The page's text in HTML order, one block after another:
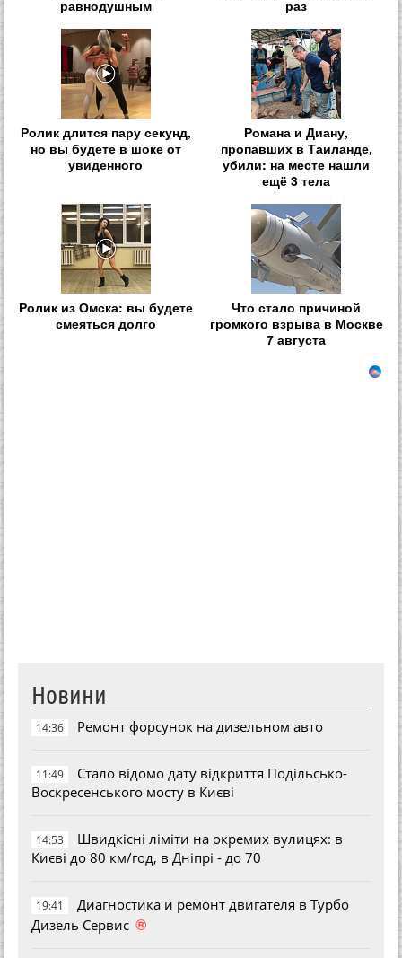
равнодушным
раз
Ролик длится пару секунд,
но вы будете в шоке от
увиденного
Романа и Диану,
пропавших в Таиланде,
убили: на месте нашли
ещё 3 тела
Ролик из Омска: вы будете
смеяться долго
Что стало причиной
громкого взрыва в Москве
7 августа
Новини
14:36 Ремонт форсунок на дизельном авто
11:49
Стало відомо дату відкриття Подільсько-
Воскресенського мосту в Києві
14:53
Швидкісні ліміти на окремих вулицях: в
Києві до 80 км/год, в Дніпрі - до 70
19:41
Диагностика и ремонт двигателя в Турбо
Дизель Сервис ®